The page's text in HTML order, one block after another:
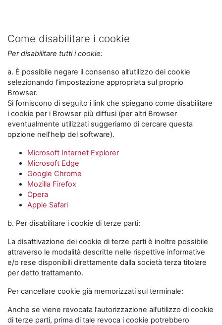
Come disabilitare i cookie
Per disabilitare tutti i cookie:
a. È possibile negare il consenso all’utilizzo dei cookie
selezionando l'impostazione appropriata sul proprio
Browser.
Si forniscono di seguito i link che spiegano come disabilitare
i cookie per i Browser più diffusi (per altri Browser
eventualmente utilizzati suggeriamo di cercare questa
opzione nell’help del software).
Microsoft Internet Explorer
Microsoft Edge
Google Chrome
Mozilla Firefox
Opera
Apple Safari
b. Per disabilitare i cookie di terze parti:
La disattivazione dei cookie di terze parti è inoltre possibile
attraverso le modalità descritte nelle rispettive informative
e/o rese disponibili direttamente dalla società terza titolare
per detto trattamento.
Per cancellare cookie già memorizzati sul terminale:
Anche se viene revocata l’autorizzazione all’utilizzo di cookie
di terze parti, prima di tale revoca i cookie potrebbero